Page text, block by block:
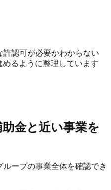
認可が必要かわからない
るように整理しています
金と近い事業を
ープの事業全体を確認でき